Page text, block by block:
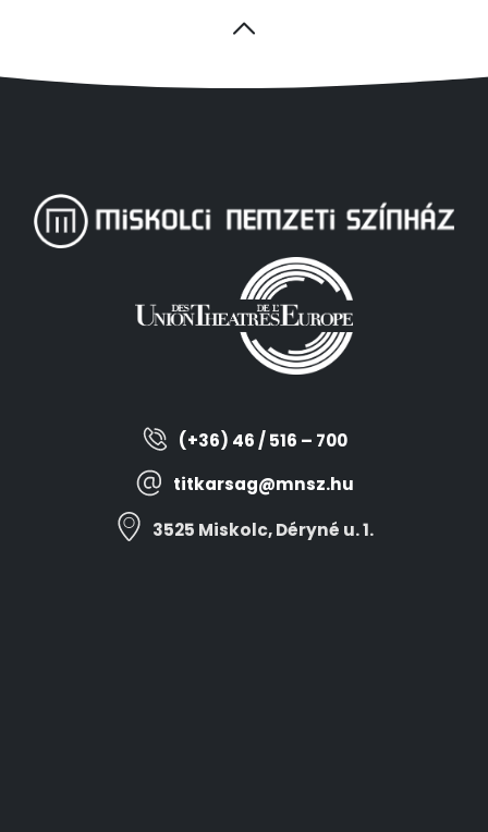
(+36) 46 / 516 – 700
titkarsag@mnsz.hu
3525 Miskolc, Déryné u. 1.